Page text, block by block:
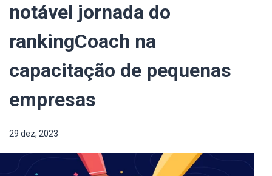
Parceiros
Blog
Português
notável jornada do
rankingCoach na
capacitação de pequenas
empresas
29 dez, 2023